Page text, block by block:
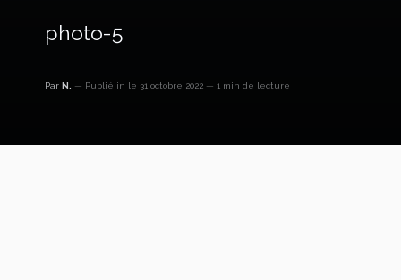
photo-5
Par N. Publié in le 31 octobre 2022 1 min de lecture